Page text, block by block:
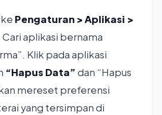
Pengaturan > Aplikasi >
Cari aplikasi bernama
Klik pada aplikasi
“Hapus Data” dan “Hapus
mereset preferensi
yang tersimpan di